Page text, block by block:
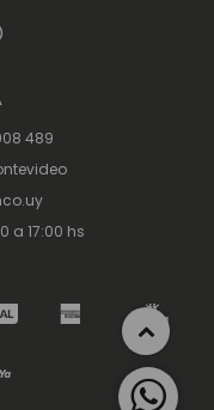
489
a 17:00 hs